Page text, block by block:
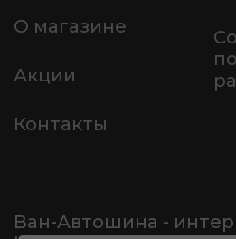
О магазине
Акции
Контакты
Ван-Автошина -